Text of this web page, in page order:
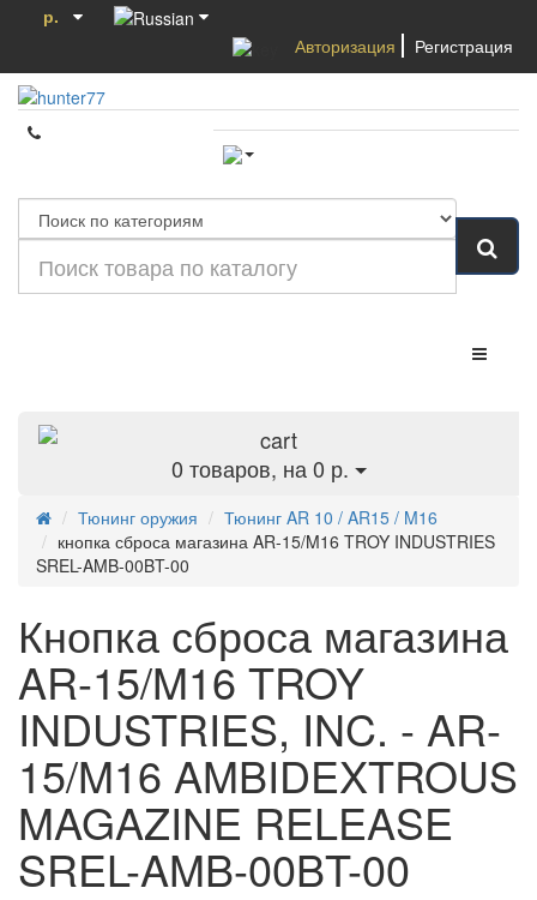
р.
Авторизация
Регистрация
0 товаров, на 0 р.
Тюнинг оружия
Тюнинг AR 10 / AR15 / M16
кнопка сброса магазина AR-15/M16 TROY INDUSTRIES
SREL-AMB-00BT-00
Кнопка сброса магазина
AR-15/M16 TROY
INDUSTRIES, INC. - AR-
15/M16 AMBIDEXTROUS
MAGAZINE RELEASE
SREL-AMB-00BT-00